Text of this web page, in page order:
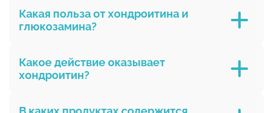
глюкозамина сульфатом.
Хондропротекторы нужны для защиты и
питания суставов.
Какая польза от хондроитина и
глюкозамина?
сохранять
здоровье суставов и ускорять их
Какое действие оказывает
хондроитин?
Хондроитин помогает суставам лучше